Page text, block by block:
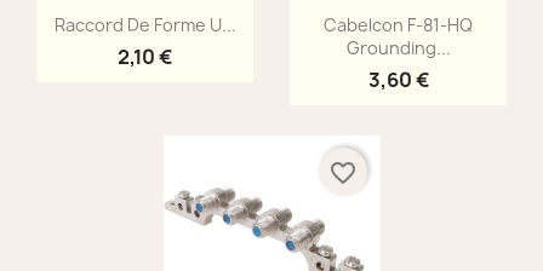
Aperçu rapide
Raccord De Forme U...
2,10 €
Aperçu rapide
Cabelcon F-81-HQ
Grounding...
3,60 €
favorite_border